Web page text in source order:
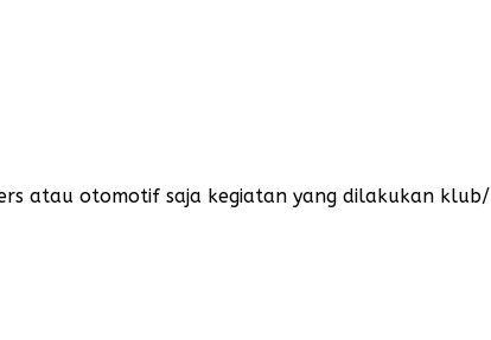
atau otomotif saja kegiatan yang dilakukan klub/